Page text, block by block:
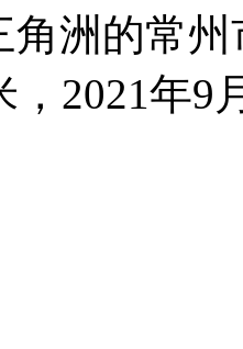
角洲的常
，2021年